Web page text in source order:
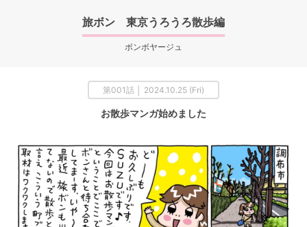
旅ボン 東京うろうろ散歩編
ボンボヤージュ
第001話 │ 2024.10.25 (Fri)
お散歩マンガ始めました